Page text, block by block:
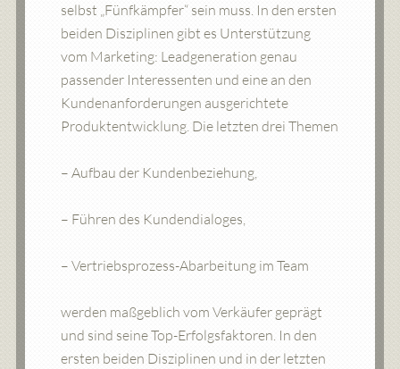
selbst „Fünfkämpfer“ sein muss. In den ersten
beiden Disziplinen gibt es Unterstützung
vom Marketing: Leadgeneration genau
passender Interessenten und eine an den
Kundenanforderungen ausgerichtete
Produktentwicklung. Die letzten drei Themen
– Aufbau der Kundenbeziehung,
– Führen des Kundendialoges,
– Vertriebsprozess-Abarbeitung im Team
werden maßgeblich vom Verkäufer geprägt
und sind seine Top-Erfolgsfaktoren. In den
ersten beiden Disziplinen und in der letzten